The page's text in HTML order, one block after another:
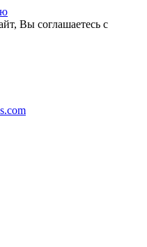
Вы соглашаетесь с